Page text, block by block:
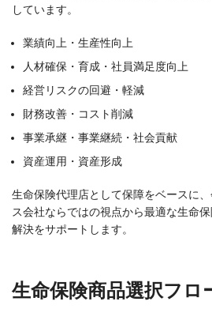
しています。
業績向上・生産性向上
人材確保・育成・社員満足度向上
経営リスクの回避・軽減
財務改善・コスト削減
事業承継・事業継続・社会貢献
資産運用・資産形成
生命保険代理店として保障をベースに
ス会社ならではの視点から最適な生命
解決をサポートします。
生命保険商品選択フロ